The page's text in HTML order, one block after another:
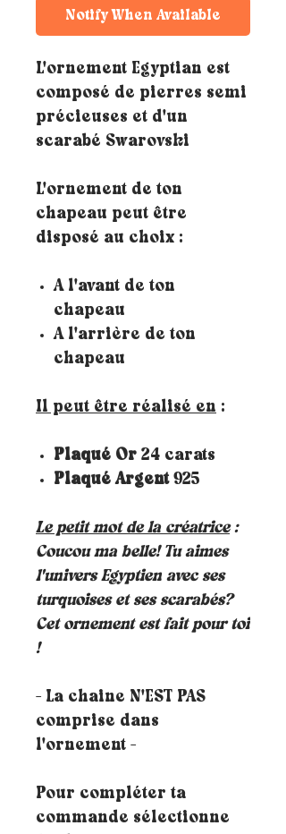
Notify When Available
L'ornement Egyptian est
composé de pierres semi
précieuses et d'un
scarabé Swarovski
L'ornement de ton
chapeau peut être
disposé au choix :
A l'avant de ton
chapeau
A l'arrière de ton
chapeau
Il peut être réalisé en :
Plaqué Or 24 carats
Plaqué Argent925
Le petit mot de la créatrice:
Coucou ma belle! Tu aimes
l'univers Egyptien avec ses
turquoises et ses scarabés?
Cet ornement est fait pour toi
!
- La chaine N'EST PAS
comprise dans
l'ornement -
Pour compléter ta
commande sélectionne